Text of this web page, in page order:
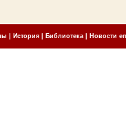
История| Библиотека Новости